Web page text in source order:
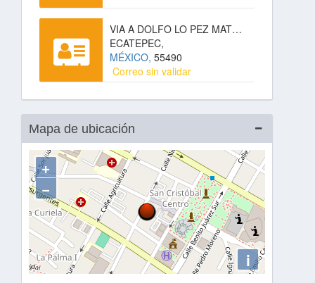
VIA A DOLFO LO PEZ MATEOS, FAJA DE ORO,
ECATEPEC,
MÉXICO, 55490
Correo sin validar
Mapa de ubicación
+
−
i